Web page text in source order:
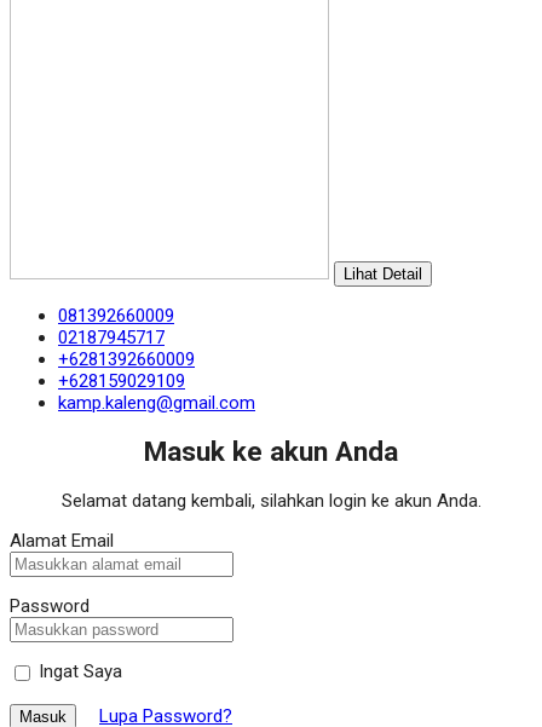
Lihat Detail
081392660009
02187945717
+6281392660009
+628159029109
kamp.kaleng@gmail.com
Masuk ke akun Anda
Selamat datang kembali, silahkan login ke akun Anda.
Alamat Email
Password
Ingat Saya
Masuk Lupa Password?